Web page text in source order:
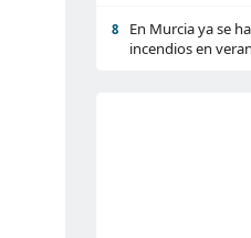
8
En Murcia ya se
incendios en